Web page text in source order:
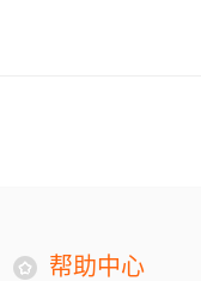
帮助中心